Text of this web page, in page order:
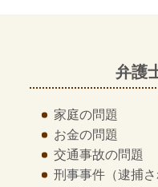
弁護
家庭の問題
お金の問題
交通事故の問題
刑事事件 （逮捕